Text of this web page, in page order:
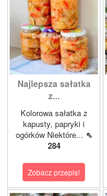
Najlepsza sałatka
z...
Kolorowa sałatka z
kapusty, papryki i
ogórków Niektóre... ⇖
284
Zobacz przepis!